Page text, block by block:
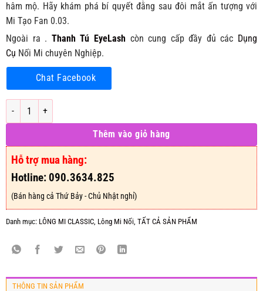
hâm mộ. Hãy khám phá bí quyết đằng sau đôi mắt ấn tượng với
Mi Tạo Fan 0.03.
Ngoài ra . Thanh Tú EyeLash còn cung cấp đầy đủ các Dụng
Cụ Nối Mi chuyên Nghiệp.
Chat Facebook
Mi Tạo Fan 0.03 - Đủ Các Chiều Dài và Độ Cong số lượng
Thêm vào giỏ hàng
Hỗ trợ mua hàng:
Hotline: 090.3634.825
(Bán hàng cả Thứ Bảy - Chủ Nhật nghỉ)
Danh mục: LÔNG MI CLASSIC Lông Mi Nối TẤT CẢ SẢN PHẨM
THÔNG TIN SẢN PHẨM